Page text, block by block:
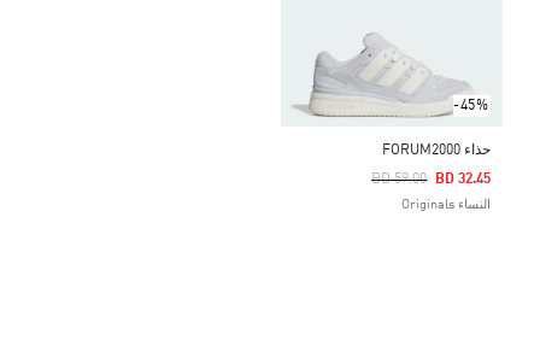
-45%
حذاء FORUM2000
Price Reduced From
BD 59.00
To BD 32.45
النساء Originals